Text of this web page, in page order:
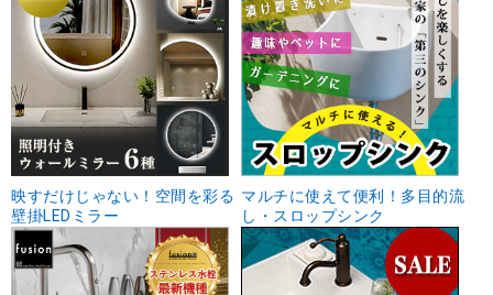
映すだけじゃない！空間を彩る
壁掛LEDミラー
マルチに使えて便利！多目的流
し・スロップシンク